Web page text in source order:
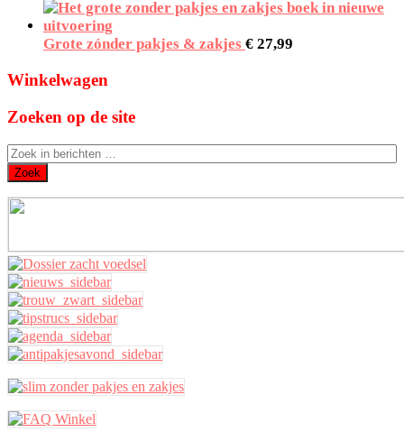
Grote zónder pakjes & zakjes € 27,99
Winkelwagen
Zoeken op de site